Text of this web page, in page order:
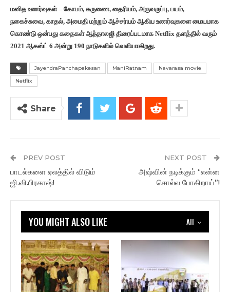
மனித உணர்வுகள் – கோபம், கருணை, தைரியம், அருவருப்பு, பயம்,
நகைச்சுவை, காதல், அமைதி மற்றும் ஆச்சர்யம் ஆகிய உணர்வுகளை மையமாக
கொண்டு ஒன்பது கதைகள் ஆந்தாலஜி திரைப்படமாக Netflix தளத்தில் வரும்
2021 ஆகஸ்ட் 6 அன்று 190 நாடுகளில் வெளியாகிறது.
JayendraPanchapakesan ManiRatnam
Navarasa movie
Netflix
Share
PREV POST
பாடல்களை ஏலத்தில் விடும்
ஜி.வி.பிரகாஷ்!
NEXT POST
அஷ்வின் நடிக்கும் “என்ன
சொல்ல போகிறாய்”!
All
YOU MIGHT ALSO LIKE